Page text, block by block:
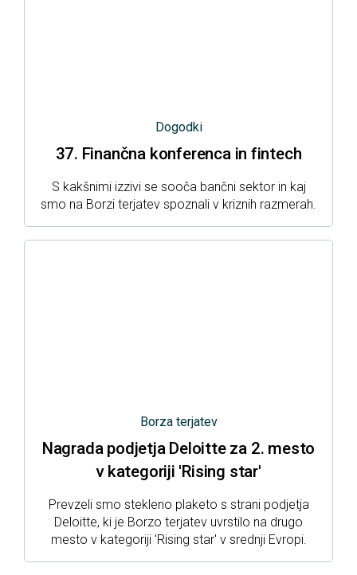
Dogodki
37. Finančna konferenca in fintech
S kakšnimi izzivi se sooča bančni sektor in kaj
smo na Borzi terjatev spoznali v kriznih razmerah.
Borza terjatev
Nagrada podjetja Deloitte za 2. mesto
v kategoriji 'Rising star'
Prevzeli smo stekleno plaketo s strani podjetja
Deloitte, ki je Borzo terjatev uvrstilo na drugo
mesto v kategoriji 'Rising star' v srednji Evropi.